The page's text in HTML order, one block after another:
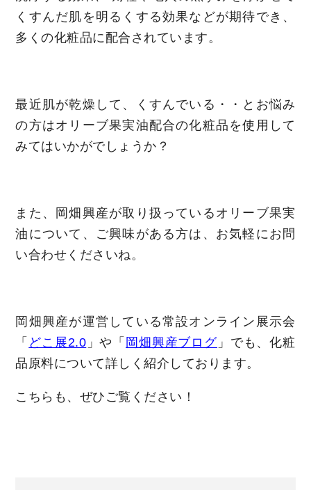
くすんだ肌を明るくする効果などが期待でき、
多くの化粧品に配合されています。
最近肌が乾燥して、くすんでいる・・とお悩み
の方はオリーブ果実油配合の化粧品を使用して
みてはいかがでしょうか？
また、岡畑興産が取り扱っているオリーブ果実
油について、ご興味がある方は、お気軽にお問
い合わせくださいね。
岡畑興産が運営している常設オンライン展示会
「 どこ展2.0 」や「 岡畑興産ブログ」でも、化粧
品原料について詳しく紹介しております。
こちらも、ぜひご覧ください！